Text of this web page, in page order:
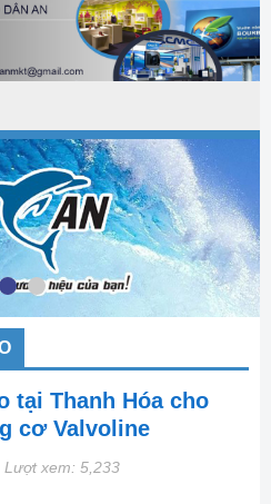
tại Thanh Hóa cho
cơ Valvoline
Lượt xem: 5,233